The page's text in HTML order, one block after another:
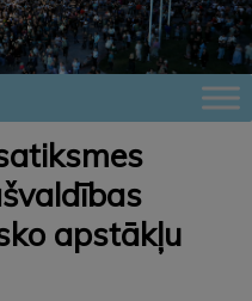
apstākļu